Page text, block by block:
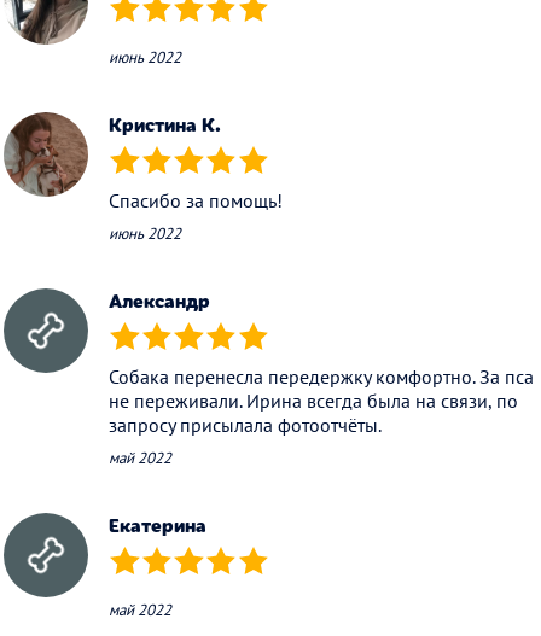
(*) (*) (*) (*) (*)
июнь 2022
Кристина К.
(*) (*) (*) (*) (*)
Спасибо за помощь!
июнь 2022
Александр
(*) (*) (*) (*) (*)
Собака перенесла передержку комфортно. За пса
не переживали. Ирина всегда была на связи, по
запросу присылала фотоотчёты.
май 2022
Екатерина
(*) (*) (*) (*) (*)
май 2022